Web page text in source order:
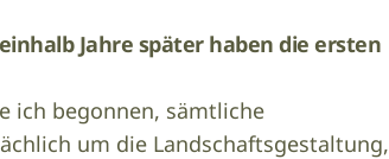
Jahre später haben die ersten
ich begonnen, sämtliche
um die Landschaftsgestaltung,